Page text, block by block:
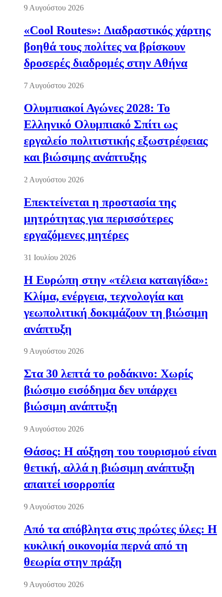
9 Αυγούστου 2026
«Cool Routes»: Διαδραστικός χάρτης
βοηθά τους πολίτες να βρίσκουν
δροσερές διαδρομές στην Αθήνα
7 Αυγούστου 2026
Ολυμπιακοί Αγώνες 2028: Το
Ελληνικό Ολυμπιακό Σπίτι ως
εργαλείο πολιτιστικής εξωστρέφειας
και βιώσιμης ανάπτυξης
2 Αυγούστου 2026
Επεκτείνεται η προστασία της
μητρότητας για περισσότερες
εργαζόμενες μητέρες
31 Ιουλίου 2026
Η Ευρώπη στην «τέλεια καταιγίδα»:
Κλίμα, ενέργεια, τεχνολογία και
γεωπολιτική δοκιμάζουν τη βιώσιμη
ανάπτυξη
9 Αυγούστου 2026
Στα 30 λεπτά το ροδάκινο: Χωρίς
βιώσιμο εισόδημα δεν υπάρχει
βιώσιμη ανάπτυξη
9 Αυγούστου 2026
Θάσος: Η αύξηση του τουρισμού είναι
θετική, αλλά η βιώσιμη ανάπτυξη
απαιτεί ισορροπία
9 Αυγούστου 2026
Από τα απόβλητα στις πρώτες ύλες: Η
κυκλική οικονομία περνά από τη
θεωρία στην πράξη
9 Αυγούστου 2026